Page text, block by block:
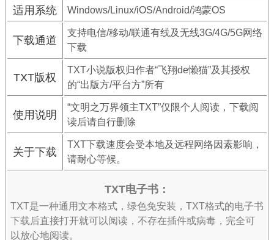
适用系统 Windows/Linux/iOS/Android/鸿蒙OS
下载通道
支持电信/移动/联通有线及无线3G/4G/5G网络
下载
TXT版权
TXT小说版权归作者“飞翔de懒猫”及其授权
的“出版方/平台方”所有
使用说明
“文明之万界领主TXT”仅限个人阅读，下载阅
读后请自行删除
关于下载
TXT下载速度会受本地及远程网络因素影响，
请耐心等候。
TXT电子书：
TXT是一种通用文本格式，绿色免安装，TXT格式的电子书
下载后直接打开就可以阅读，不存在插件或病毒，完全可
以放心地阅读。